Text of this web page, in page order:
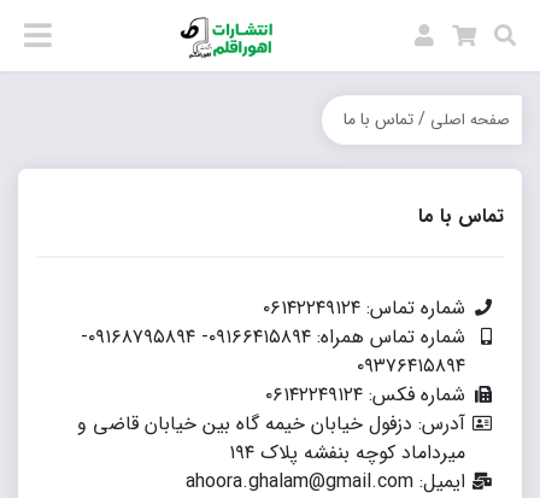
صفحه اصلی / تماس با ما
تماس با ما
شماره تماس: ۰۶۱۴۲۲۴۹۱۲۴
شماره تماس همراه: ۰۹۱۶۶۴۱۵۸۹۴- ۰۹۱۶۸۷۹۵۸۹۴-
۰۹۳۷۶۴۱۵۸۹۴
شماره فکس: ۰۶۱۴۲۲۴۹۱۲۴
آدرس: دزفول خیابان خیمه گاه بین خیابان قاضی و
میرداماد کوچه بنفشه پلاک ۱۹۴
ایمیل: ahoora.ghalam@gmail.com